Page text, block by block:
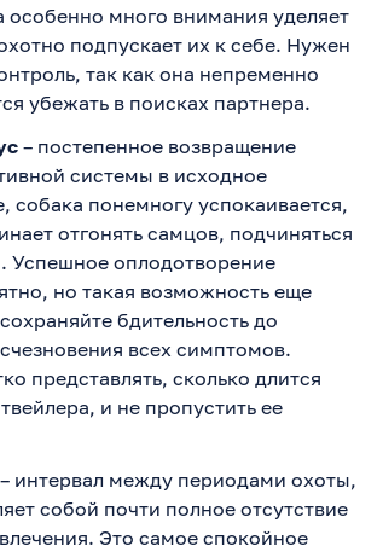
много внимания уделяет
подпускает их к себе. Нужен
так как она непременно
убежать в поисках партнера.
– постепенное возвращение
системы в исходное
собака понемногу успокаивается,
отгонять самцов, подчиняться
Успешное оплодотворение
но такая возможность еще
бдительность до
всех симптомов.
представлять, сколько длится
и не пропустить ее
– интервал между периодами охоты,
собой почти полное отсутствие
Это самое спокойное